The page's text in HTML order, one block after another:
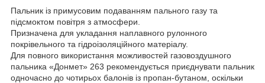
Пальник із примусовим подаванням пального газу та
підсмоктом повітря з атмосфери.
Призначена для укладання наплавного рулонного
покрівельного та гідроізоляційного матеріалу.
Для повного використання можливостей газовоздушного
пальника «Донмет» 263 рекомендується приєднувати пальник
одночасно до чотирьох балонів із пропан-бутаном, оскільки